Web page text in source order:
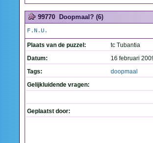
99770 Doopmaal? (6)
F.N.U.
Plaats van de puzzel:
tc Tubantia
Datum:
16 februari
Tags:
doopmaal
Gelijkluidende vragen:
Geplaatst door: